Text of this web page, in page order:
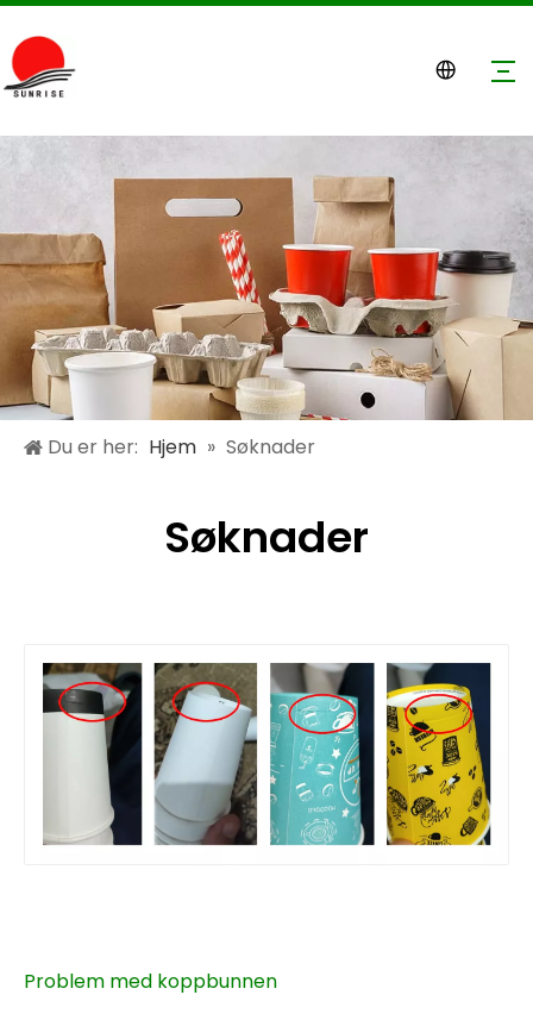
Du er her: Hjem » Søknader
Søknader
Problem med koppbunnen